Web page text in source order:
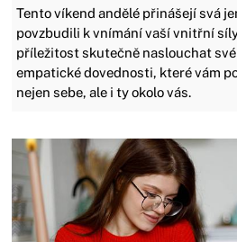
Tento víkend andělé přinášejí svá
povzbudili k vnímání vaší vnitřní
příležitost skutečně naslouchat
empatické dovednosti, které vám
nejen sebe, ale i ty okolo vás.